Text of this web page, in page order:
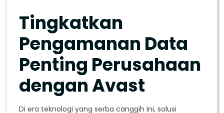
Tingkatkan
Pengamanan Data
Penting Perusahaan
dengan Avast
Di era teknologi yang serba canggih ini, solusi